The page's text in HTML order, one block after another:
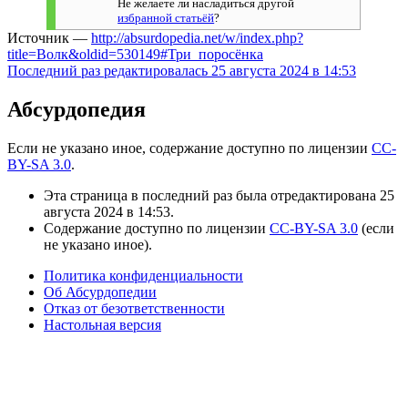
Не желаете ли насладиться другой
избранной статьёй?
Источник — http://absurdopedia.net/w/index.php?
title=Волк&oldid=530149#Три_поросёнка
Последний раз редактировалась 25 августа 2024 в 14:53
Абсурдопедия
Если не указано иное, содержание доступно по лицензии CC-
BY-SA 3.0.
Эта страница в последний раз была отредактирована 25
августа 2024 в 14:53.
Содержание доступно по лицензии CC-BY-SA 3.0 (если
не указано иное).
Политика конфиденциальности
Об Абсурдопедии
Отказ от безответственности
Настольная версия